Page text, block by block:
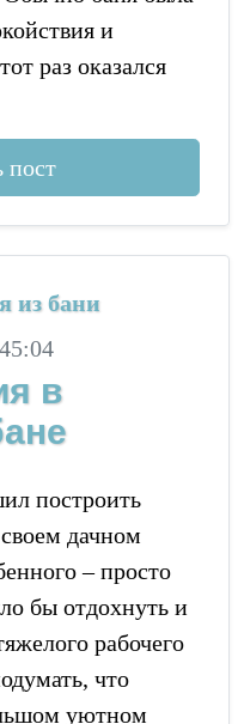
и
раз оказался
пост
из бани
в
построить
дачном
– просто
бы отдохнуть и
рабочего
что
уютном